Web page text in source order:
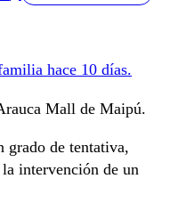
hace 10 días.
Mall de Maipú.
grado de tentativa,
intervención de un